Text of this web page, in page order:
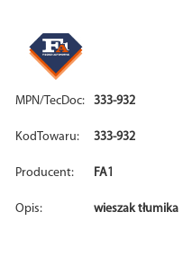
MPN/TecDoc: 333-932
KodTowaru: 333-932
Producent: FA1
Opis: wieszak tłumika